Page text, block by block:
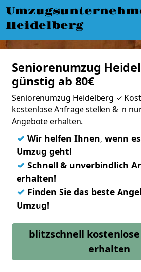
Heidelberg
Seniorenumzug
günstig ab 80€
Seniorenumzug Heidelberg ✓
kostenlose Anfrage stellen & in
Angebote erhalten.
✓ Wir helfen Ihnen, wenn
Umzug geht!
✓ Schnell & unverbindlich
erhalten!
✓ Finden Sie das beste
Umzug!
blitzschnell
erhalten